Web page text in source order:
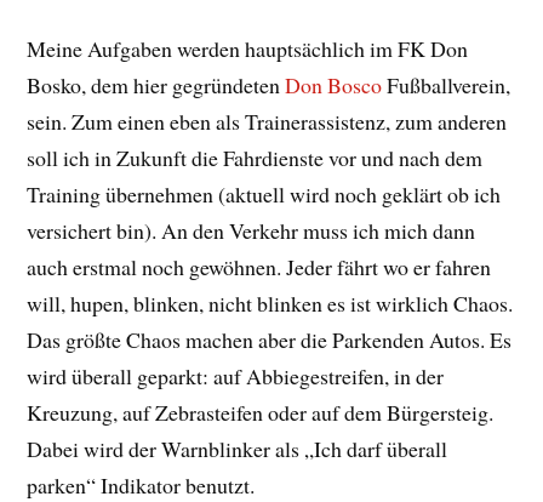
Meine Aufgaben werden hauptsächlich im FK Don
Bosko, dem hier gegründetenDon BoscoFußballverein,
sein. Zum einen eben als Trainerassistenz, zum anderen
soll ich in Zukunft die Fahrdienste vor und nach dem
Training übernehmen (aktuell wird noch geklärt ob ich
versichert bin). An den Verkehr muss ich mich dann
auch erstmal noch gewöhnen. Jeder fährt wo er fahren
will, hupen, blinken, nicht blinken es ist wirklich Chaos.
Das größte Chaos machen aber die Parkenden Autos. Es
wird überall geparkt: auf Abbiegestreifen, in der
Kreuzung, auf Zebrasteifen oder auf dem Bürgersteig.
Dabei wird der Warnblinker als „Ich darf überall
parken“ Indikator benutzt.